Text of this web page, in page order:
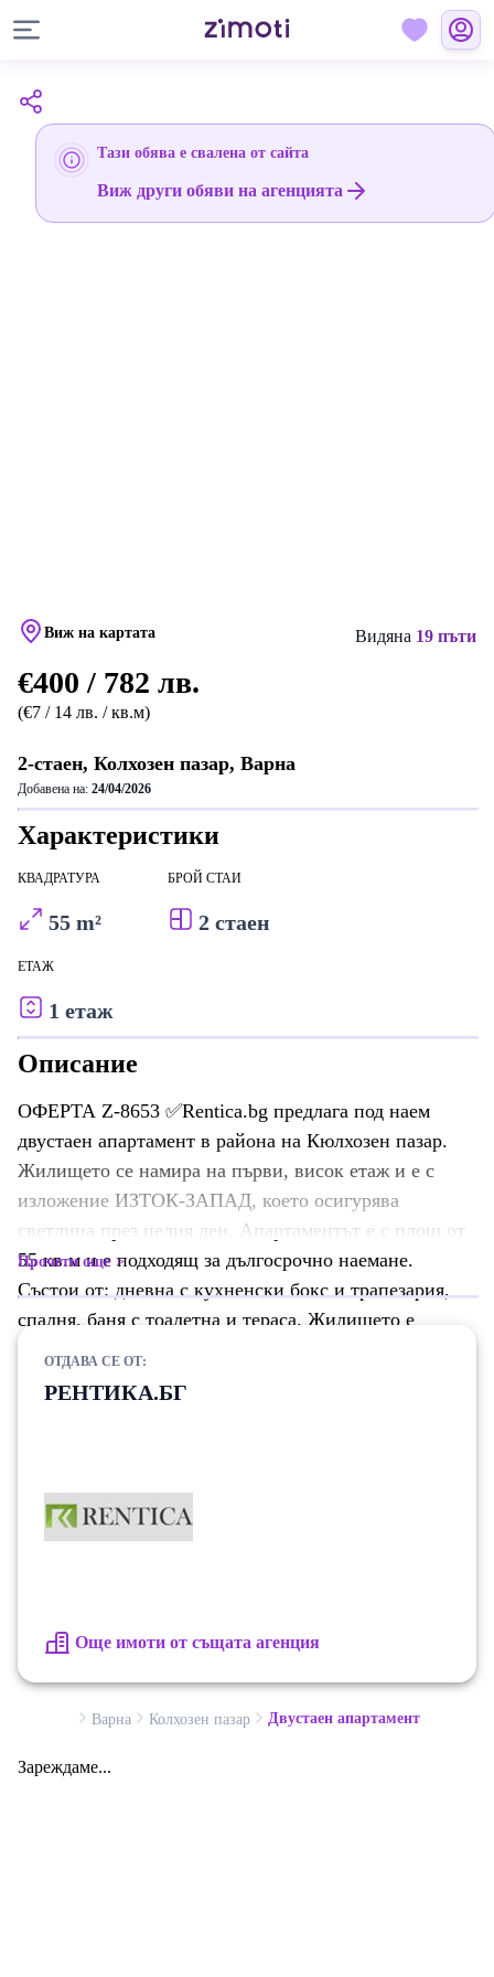
Тази обява е свалена от сайта
Виж други обяви на агенцията
Виж на картата Видяна 19 пъти
€400 / 782 лв.
(€7 / 14 лв. / кв.м)
2-стаен, Колхозен пазар, Варна
Добавена на: 24/04/2026
Характеристики
КВАДРАТУРА
55 m²
БРОЙ СТАИ
2 стаен
ЕТАЖ
1 етаж
Описание
ОФЕРТА Z-8653 ✅Rentica.bg предлага под наем
двустаен апартамент в района на Кюлхозен пазар.
Жилището се намира на първи, висок етаж и е с
изложение ИЗТОК-ЗАПАД, което осигурява
светлина през целия ден. Апартаментът е с площ от
55 кв.м и е подходящ за дългосрочно наемане.
Състои от: дневна с кухненски бокс и трапезария,
спалня, баня с тоалетна и тераса. Жилището е
Прочети още
ОТДАВА СЕ ОТ:
РЕНТИКА.БГ
Още имоти от същата агенция
Варна Колхозен пазар Двустаен апартамент
Зареждаме...